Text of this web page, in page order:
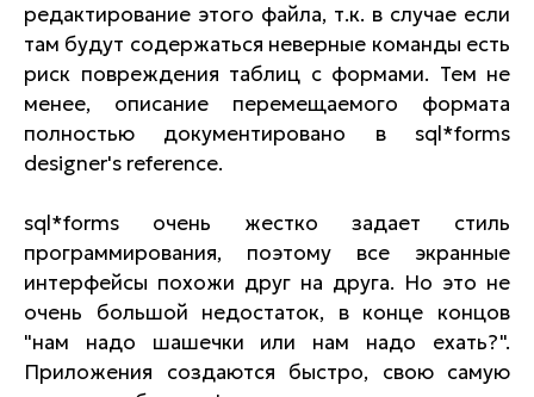
редактирование этого файла, т.к. в случае если
там будут содержаться неверные команды есть
риск повреждения таблиц с формами. Тем не
менее, описание перемещаемого формата
полностью документировано в sql*forms
designer's reference.
sql*forms очень жестко задает стиль
программирования, поэтому все экранные
интерфейсы похожи друг на друга. Но это не
очень большой недостаток, в конце концов
"нам надо шашечки или нам надо ехать?".
Приложения создаются быстро, свою самую